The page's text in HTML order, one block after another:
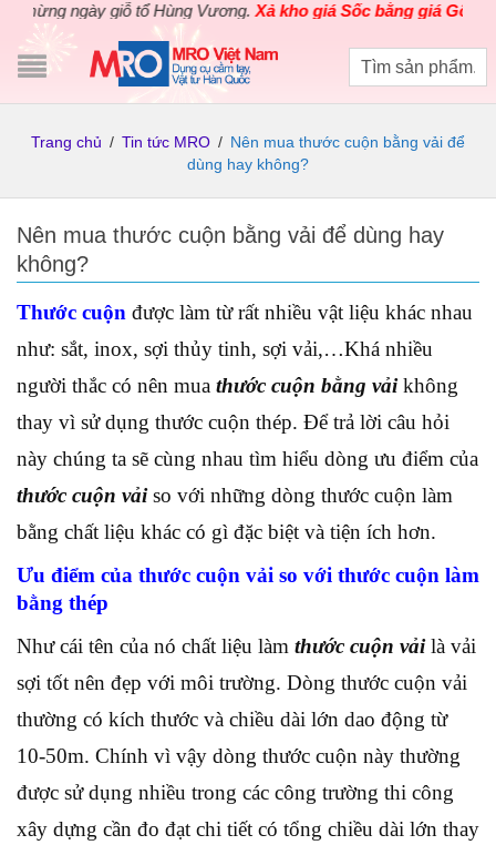
ngày giỗ tổ Hùng Vương.Xả kho giá Sốc bằng giá Gốccho
Trang chủ / Tin tức MRO / Nên mua thước cuộn bằng vải để
dùng hay không?
Nên mua thước cuộn bằng vải để dùng hay
không?
Thước cuộn được làm từ rất nhiều vật liệu khác nhau
như: sắt, inox, sợi thủy tinh, sợi vải,…Khá nhiều
người thắc có nên mua thước cuộn bằng vảikhông
thay vì sử dụng thước cuộn thép. Để trả lời câu hỏi
này chúng ta sẽ cùng nhau tìm hiểu dòng ưu điểm của
thước cuộn vảiso với những dòng thước cuộn làm
bằng chất liệu khác có gì đặc biệt và tiện ích hơn.
Ưu điểm của thước cuộn vải so với thước cuộn làm
bằng thép
Như cái tên của nó chất liệu làm thước cuộn vảilà vải
sợi tốt nên đẹp với môi trường. Dòng thước cuộn vải
thường có kích thước và chiều dài lớn dao động từ
10-50m. Chính vì vậy dòng thước cuộn này thường
được sử dụng nhiều trong các công trường thi công
xây dựng cần đo đạt chi tiết có tổng chiều dài lớn thay